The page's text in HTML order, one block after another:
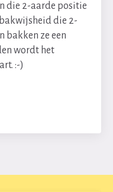
die 2-aarde positie
die 2-
bakken ze een
wordt het
:-)